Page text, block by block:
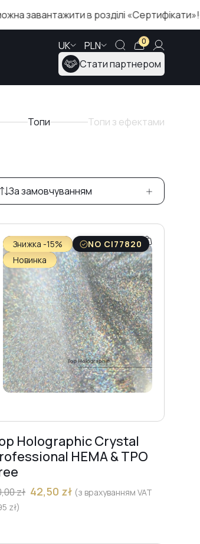
в розділі «Сертифікати»!
UK PLN 0
Стати партнером
Топи Топи з ефектами
За замовчуванням
Знижка -15%
NO CI77820
Новинка
Holographic Crystal
HEMA & TPO
zł 42,50 zł (з врахуванням VAT
zł)